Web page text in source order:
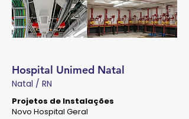
Hospital Unimed Natal
Natal / RN
Projetos de Instalações
Novo Hospital Geral